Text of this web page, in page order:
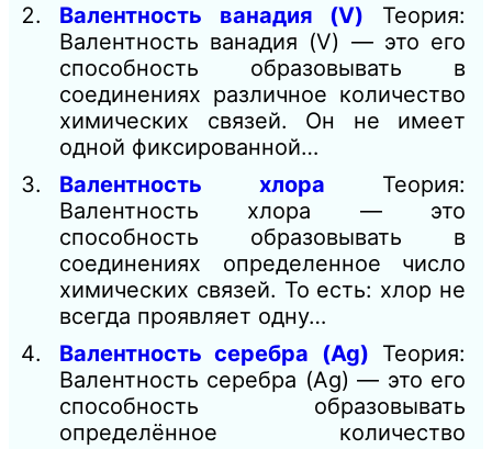
Валентность ванадия (V) Теория:
Валентность ванадия (V) — это его
способность образовывать в
соединениях различное количество
химических связей. Он не имеет
одной фиксированной…
Валентность хлора Теория:
Валентность хлора — это
способность образовывать в
соединениях определенное число
химических связей. То есть: хлор не
всегда проявляет одну…
Валентность серебра (Ag) Теория:
Валентность серебра (Ag) — это его
способность образовывать
определённое количество